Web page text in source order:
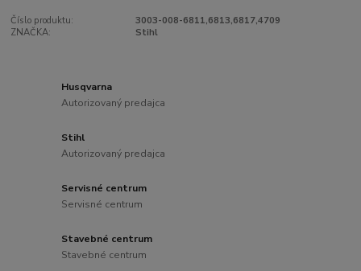
Číslo produktu:
3003-008-6811,6813,6817,4709
ZNAČKA:
Stihl
Husqvarna
Autorizovaný predajca
Stihl
Autorizovaný predajca
Servisné centrum
Servisné centrum
Stavebné centrum
Stavebné centrum